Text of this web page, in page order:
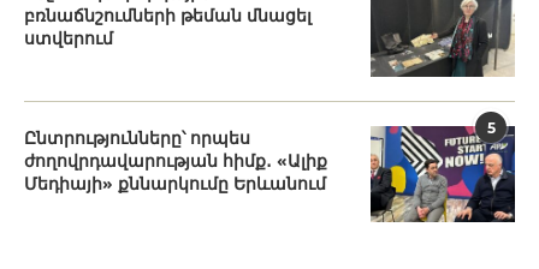
բռնաճնշումների թեման մնացել
ստվերում
5
Ընտրությունները՝ որպես
ժողովրդավարության հիմք․ «Ալիք
Մեդիայի» քննարկումը Երևանում